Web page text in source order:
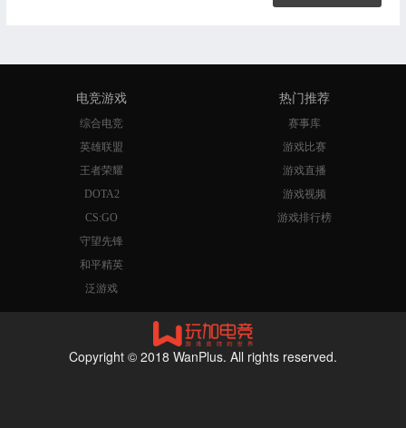
电竞游戏
综合电竞
英雄联盟
王者荣耀
DOTA2
CS:GO
守望先锋
和平精英
泛游戏
热门推荐
赛事库
游戏比赛
游戏直播
游戏视频
游戏排行榜
Copyright © 2018 WanPlus. All rights reserved.